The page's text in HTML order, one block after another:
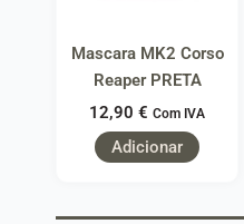
Mascara MK2 Corso
Reaper PRETA
12,90 € Com IVA
Adicionar